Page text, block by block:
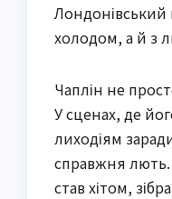
холодом, а й з
Чаплін не
У сценах, де
лиходіям
справжня лють.
став хітом,